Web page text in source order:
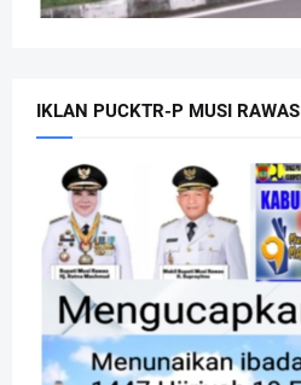
IKLAN PUCKTR-P MUSI RAWAS